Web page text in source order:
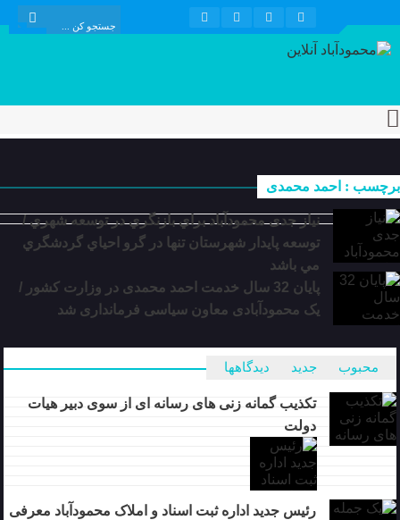
برچسب : احمد محمدی
نیاز جدی محمودآباد براي بازنگري در توسعه شهري /
توسعه پايدار شهرستان تنها در گرو احياي گردشگري
مي باشد
پایان 32 سال خدمت احمد محمدی در وزارت کشور /
یک محمودآبادی معاون سیاسی فرمانداری شد
محبوب جدید دیدگاهها
تکذیب گمانه زنی های رسانه ای از سوی دبیر هیات
دولت
رئیس جدید اداره ثبت اسناد و املاک محمودآباد معرفی